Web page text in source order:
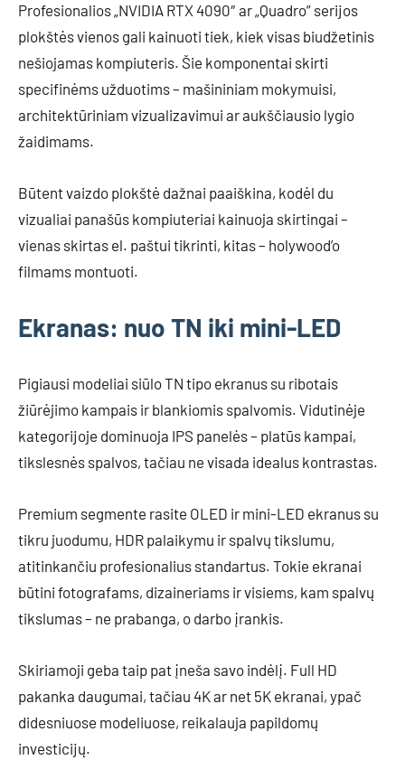
Profesionalios „NVIDIA RTX 4090″ ar „Quadro” serijos
plokštės vienos gali kainuoti tiek, kiek visas biudžetinis
nešiojamas kompiuteris. Šie komponentai skirti
specifinėms užduotims – mašininiam mokymuisi,
architektūriniam vizualizavimui ar aukščiausio lygio
žaidimams.
Būtent vaizdo plokštė dažnai paaiškina, kodėl du
vizualiai panašūs kompiuteriai kainuoja skirtingai –
vienas skirtas el. paštui tikrinti, kitas – holywood’o
filmams montuoti.
Ekranas: nuo TN iki mini-LED
Pigiausi modeliai siūlo TN tipo ekranus su ribotais
žiūrėjimo kampais ir blankiomis spalvomis. Vidutinėje
kategorijoje dominuoja IPS panelės – platūs kampai,
tikslesnės spalvos, tačiau ne visada idealus kontrastas.
Premium segmente rasite OLED ir mini-LED ekranus su
tikru juodumu, HDR palaikymu ir spalvų tikslumu,
atitinkančiu profesionalius standartus. Tokie ekranai
būtini fotografams, dizaineriams ir visiems, kam spalvų
tikslumas – ne prabanga, o darbo įrankis.
Skiriamoji geba taip pat įneša savo indėlį. Full HD
pakanka daugumai, tačiau 4K ar net 5K ekranai, ypač
didesniuose modeliuose, reikalauja papildomų
investicijų.